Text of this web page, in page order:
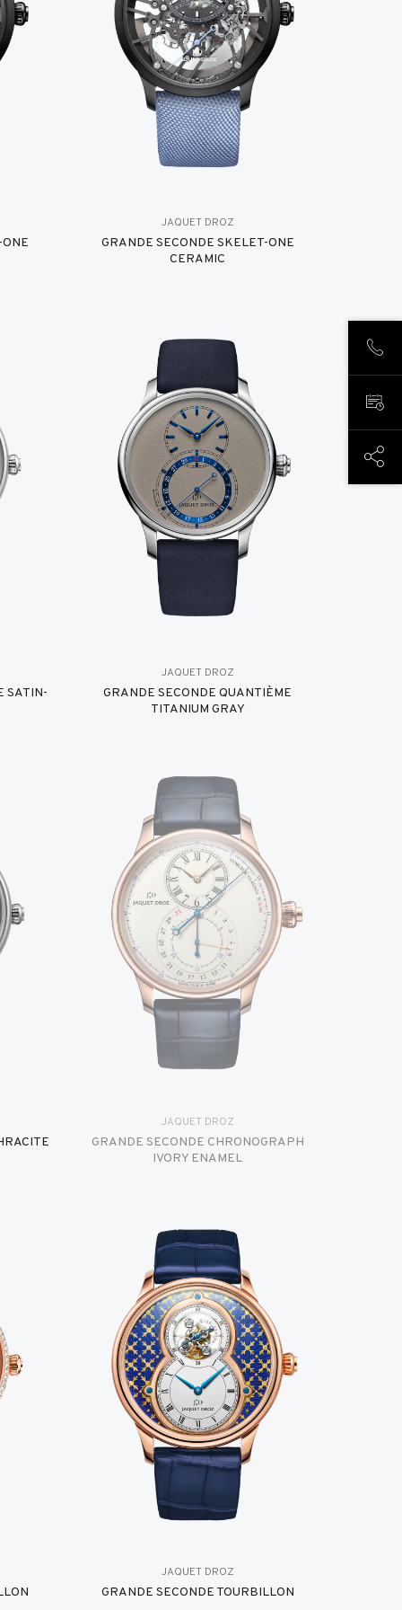
JAQUET DROZ
GRANDE SECONDE SKELET-ONE
CERAMIC
SATIN-
JAQUET DROZ
GRANDE SECONDE QUANTIÈME
TITANIUM GRAY
JAQUET DROZ
GRANDE SECONDE CHRONOGRAPH
IVORY ENAMEL
JAQUET DROZ
GRANDE SECONDE TOURBILLON